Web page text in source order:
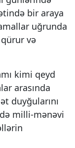
bir araya
uğrunda
qürur və
kimi qeyd
arasında
duyğularını
milli-mənəvi